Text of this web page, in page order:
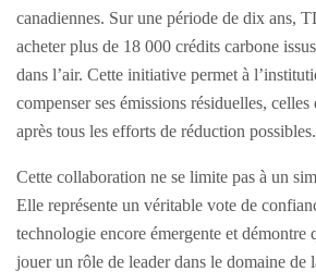
canadiennes. Sur une période de dix ans,
acheter plus de 18 000 crédits carbone
dans l’air. Cette initiative permet à
compenser ses émissions résiduelles,
après tous les efforts de réduction possibles.
Cette collaboration ne se limite pas à un
Elle représente un véritable vote de
technologie encore émergente et démontre
jouer un rôle de leader dans le domaine de